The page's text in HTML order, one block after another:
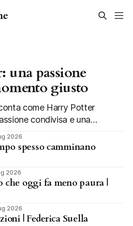
una passione
giusto
come Harry Potter
condivisa e una
2026
spesso camminano
2026
oggi fa meno paura |
2026
| Federica Suella